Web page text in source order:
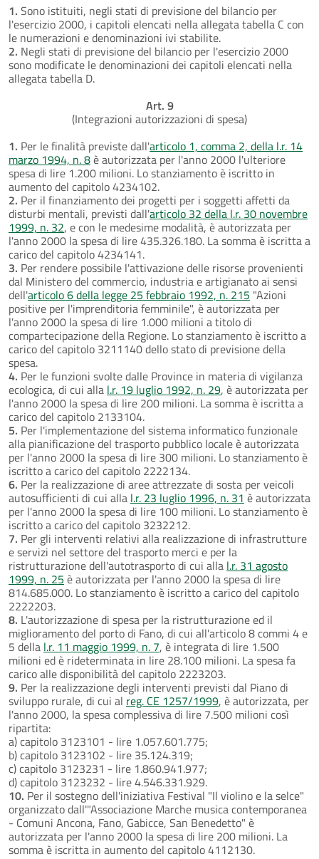
1. Sono istituiti, negli stati di previsione del bilancio per
l'esercizio 2000, i capitoli elencati nella allegata tabella C con
le numerazioni e denominazioni ivi stabilite.
2. Negli stati di previsione del bilancio per l'esercizio 2000
sono modificate le denominazioni dei capitoli elencati nella
allegata tabella D.
Art. 9
(Integrazioni autorizzazioni di spesa)
1. Per le finalità previste dall'articolo 1, comma 2, della l.r. 14
marzo 1994, n. 8è autorizzata per l'anno 2000 l'ulteriore
spesa di lire 1.200 milioni. Lo stanziamento è iscritto in
aumento del capitolo 4234102.
2. Per il finanziamento dei progetti per i soggetti affetti da
disturbi mentali, previsti dall'articolo 32 della l.r. 30 novembre
1999, n. 32, e con le medesime modalità, è autorizzata per
l'anno 2000 la spesa di lire 435.326.180. La somma è iscritta a
carico del capitolo 4234141.
3. Per rendere possibile l'attivazione delle risorse provenienti
dal Ministero del commercio, industria e artigianato ai sensi
dell'articolo 6 della legge 25 febbraio 1992, n. 215 "Azioni
positive per l'imprenditoria femminile", è autorizzata per
l'anno 2000 la spesa di lire 1.000 milioni a titolo di
compartecipazione della Regione. Lo stanziamento è iscritto a
carico del capitolo 3211140 dello stato di previsione della
spesa.
4. Per le funzioni svolte dalle Province in materia di vigilanza
ecologica, di cui alla l.r. 19 luglio 1992, n. 29, è autorizzata per
l'anno 2000 la spesa di lire 200 milioni. La somma è iscritta a
carico del capitolo 2133104.
5. Per l'implementazione del sistema informatico funzionale
alla pianificazione del trasporto pubblico locale è autorizzata
per l'anno 2000 la spesa di lire 300 milioni. Lo stanziamento è
iscritto a carico del capitolo 2222134.
6. Per la realizzazione di aree attrezzate di sosta per veicoli
autosufficienti di cui alla l.r. 23 luglio 1996, n. 31 è autorizzata
per l'anno 2000 la spesa di lire 100 milioni. Lo stanziamento è
iscritto a carico del capitolo 3232212.
7. Per gli interventi relativi alla realizzazione di infrastrutture
e servizi nel settore del trasporto merci e per la
ristrutturazione dell'autotrasporto di cui alla l.r. 31 agosto
1999, n. 25 è autorizzata per l'anno 2000 la spesa di lire
814.685.000. Lo stanziamento è iscritto a carico del capitolo
2222203.
8. L'autorizzazione di spesa per la ristrutturazione ed il
miglioramento del porto di Fano, di cui all'articolo 8 commi 4 e
5 della l.r. 11 maggio 1999, n. 7, è integrata di lire 1.500
milioni ed è rideterminata in lire 28.100 milioni. La spesa fa
carico alle disponibilità del capitolo 2223203.
9. Per la realizzazione degli interventi previsti dal Piano di
sviluppo rurale, di cui al reg. CE 1257/1999, è autorizzata, per
l'anno 2000, la spesa complessiva di lire 7.500 milioni così
ripartita:
a) capitolo 3123101 - lire 1.057.601.775;
b) capitolo 3123102 - lire 35.124.319;
c) capitolo 3123231 - lire 1.860.941.977;
d) capitolo 3123232 - lire 4.546.331.929.
10. Per il sostegno dell'iniziativa Festival "Il violino e la selce"
organizzato dall'"Associazione Marche musica contemporanea
- Comuni Ancona, Fano, Gabicce, San Benedetto" è
autorizzata per l'anno 2000 la spesa di lire 200 milioni. La
somma è iscritta in aumento del capitolo 4112130.